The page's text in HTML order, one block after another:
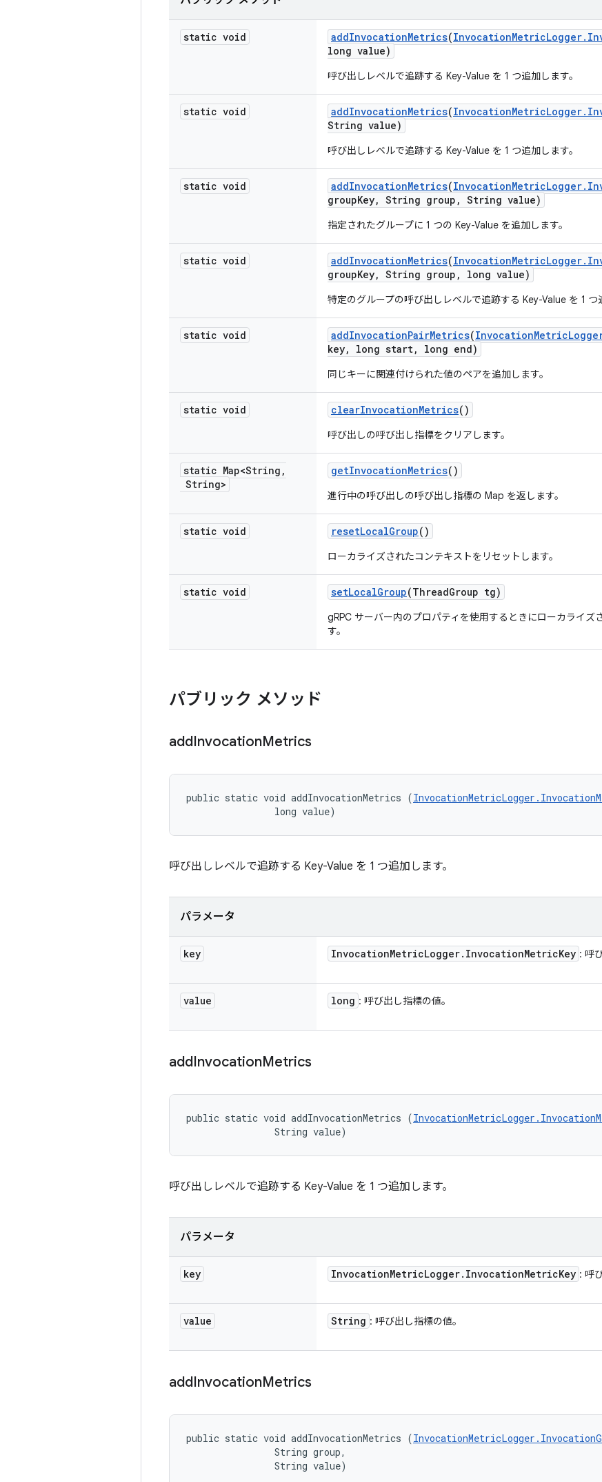
static void addInvocationMetrics(InvocationMetricLogger.
long value)
呼び出しレベルで追跡する Key-Value を 1 つ追加します。
static void addInvocationMetrics(InvocationMetricLogger.
String value)
呼び出しレベルで追跡する Key-Value を 1 つ追加します。
static void addInvocationMetrics(InvocationMetricLogger.
groupKey, String group , String value)
指定されたグループに 1 つの Key-Value を追加します。
static void addInvocationMetrics(InvocationMetricLogger.
groupKey, String group , long value)
特定のグループの呼び出しレベルで追跡する Key-Value を 1 つ
static void addInvocationPairMetrics(InvocationMetric
key, long start, long end)
同じキーに関連付けられた値のペアを追加します。
static void clearInvocationMetrics()
呼び出しの呼び出し指標をクリアします。
static Map<String ,
String>
getInvocationMetrics()
進行中の呼び出しの呼び出し指標の Map を返します。
static void resetLocalGroup()
ローカライズされたコンテキストをリセットします。
static void setLocalGroup(ThreadGroup tg)
gRPC サーバー内のプロパティを使用するときにローカライズ
す。
パブリック メソッド
addInvocationMetrics
public static void addInvocationMetrics (
                long value)
呼び出しレベルで追跡する Key-Value を 1 つ追加します。
パラメータ
key InvocationMetricLogger. InvocationMetricKey : 呼
value long : 呼び出し指標の値。
addInvocationMetrics
public static void addInvocationMetrics (
                String value)
呼び出しレベルで追跡する Key-Value を 1 つ追加します。
パラメータ
key InvocationMetricLogger. InvocationMetricKey : 呼
value String : 呼び出し指標の値。
addInvocationMetrics
public static void addInvocationMetrics (
                String group,
                String value)